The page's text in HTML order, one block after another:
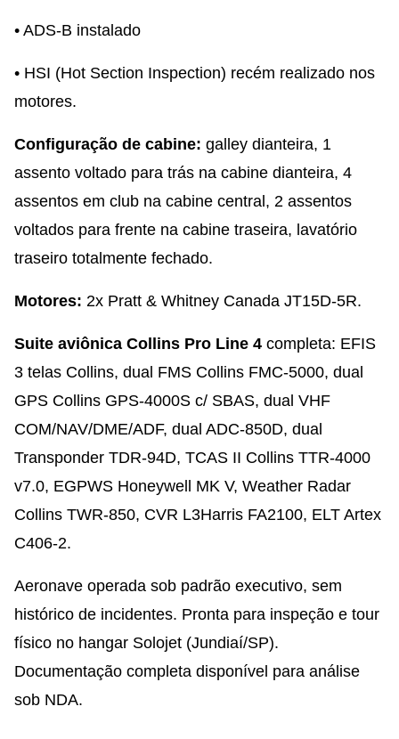
• ADS-B instalado
• HSI (Hot Section Inspection) recém realizado nos
motores.
Configuração de cabine: galley dianteira, 1
assento voltado para trás na cabine dianteira, 4
assentos em club na cabine central, 2 assentos
voltados para frente na cabine traseira, lavatório
traseiro totalmente fechado.
Motores: 2x Pratt & Whitney Canada JT15D-5R.
Suite aviônica Collins Pro Line 4 completa: EFIS
3 telas Collins, dual FMS Collins FMC-5000, dual
GPS Collins GPS-4000S c/ SBAS, dual VHF
COM/NAV/DME/ADF, dual ADC-850D, dual
Transponder TDR-94D, TCAS II Collins TTR-4000
v7.0, EGPWS Honeywell MK V, Weather Radar
Collins TWR-850, CVR L3Harris FA2100, ELT Artex
C406-2.
Aeronave operada sob padrão executivo, sem
histórico de incidentes. Pronta para inspeção e tour
físico no hangar Solojet (Jundiaí/SP).
Documentação completa disponível para análise
sob NDA.